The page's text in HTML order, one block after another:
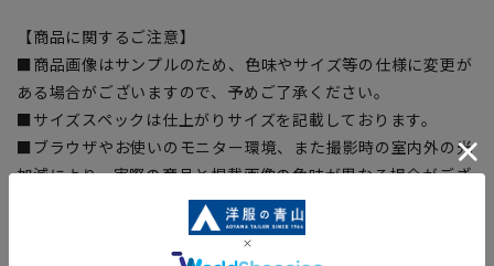
【商品に関するご注意】
■商品画像はサンプルのため、色味やサイズ等の仕様に変更が
ある場合がございますので、予めご了承ください。
■サイズスペックは仕上がりサイズを記載しております。
■ブラウザやお使いのモニター環境、また撮影時の室内外の光
加減により、実際の商品と掲載画像の色味が異なる場合がござ
■生地や仕様・デザインにより、着用感や実際のサイズ表に若
干の誤差が生じる場合がございます。予めご了承ください。